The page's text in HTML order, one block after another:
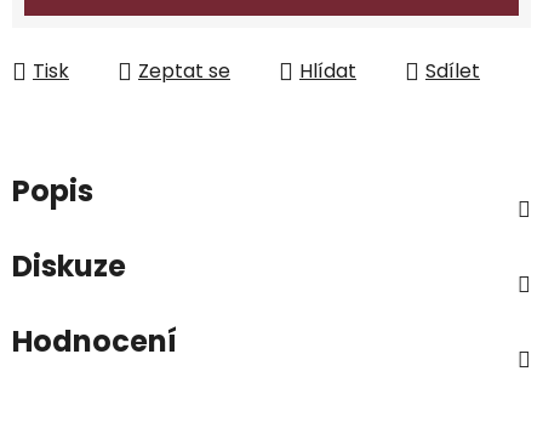
Tisk Zeptat se Hlídat Sdílet
Popis
Diskuze
Hodnocení